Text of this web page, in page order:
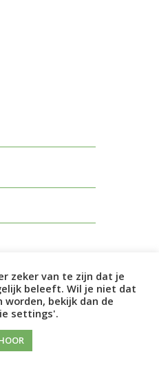
zeker van te zijn dat je
beleeft. Wil je niet dat
worden, bekijk dan de
settings'.